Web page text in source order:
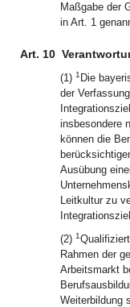
Maßgabe der
in Art. 1
Art. 10
(1) 1 Die
der
insbesondere
können die
Ausübung
Leitkultur zu
(2) 1
Rahmen der
Arbeitsmarkt
Weiterbildung